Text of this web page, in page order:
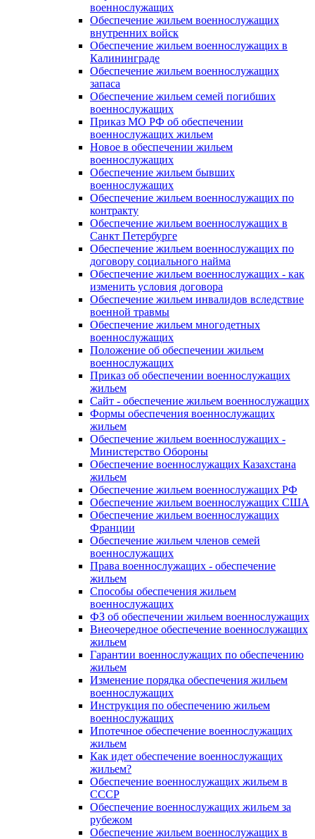
военнослужащих
Обеспечение жильем военнослужащих
внутренних войск
Обеспечение жильем военнослужащих в
Калининграде
Обеспечение жильем военнослужащих
запаса
Обеспечение жильем семей погибших
военнослужащих
Приказ МО РФ об обеспечении
военнослужащих жильем
Новое в обеспечении жильем
военнослужащих
Обеспечение жильем бывших
военнослужащих
Обеспечение жильем военнослужащих по
контракту
Обеспечение жильем военнослужащих в
Санкт Петербурге
Обеспечение жильем военнослужащих по
договору социального найма
Обеспечение жильем военнослужащих - как
изменить условия договора
Обеспечение жильем инвалидов вследствие
военной травмы
Обеспечение жильем многодетных
военнослужащих
Положение об обеспечении жильем
военнослужащих
Приказ об обеспечении военнослужащих
жильем
Сайт - обеспечение жильем военнослужащих
Формы обеспечения военнослужащих
жильем
Обеспечение жильем военнослужащих -
Министерство Обороны
Обеспечение военнослужащих Казахстана
жильем
Обеспечение жильем военнослужащих РФ
Обеспечение жильем военнослужащих США
Обеспечение жильем военнослужащих
Франции
Обеспечение жильем членов семей
военнослужащих
Права военнослужащих - обеспечение
жильем
Способы обеспечения жильем
военнослужащих
ФЗ об обеспечении жильем военнослужащих
Внеочередное обеспечение военнослужащих
жильем
Гарантии военнослужащих по обеспечению
жильем
Изменение порядка обеспечения жильем
военнослужащих
Инструкция по обеспечению жильем
военнослужащих
Ипотечное обеспечение военнослужащих
жильем
Как идет обеспечение военнослужащих
жильем?
Обеспечение военнослужащих жильем в
СССР
Обеспечение военнослужащих жильем за
рубежом
Обеспечение жильем военнослужащих в